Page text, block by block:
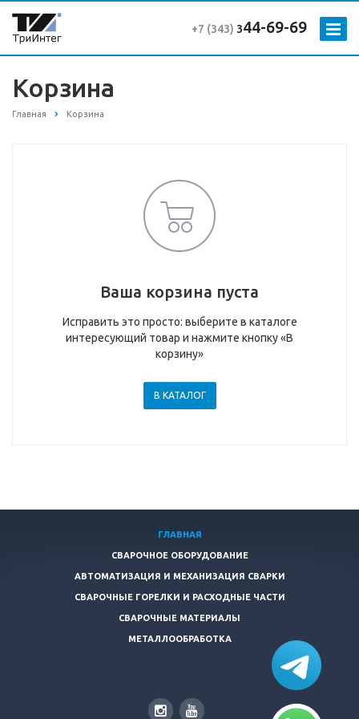
+7 (343) 344-69-69
Корзина
Главная Корзина
Ваша корзина пуста
Исправить это просто: выберите в каталоге
интересующий товар и нажмите кнопку «В
корзину»
В КАТАЛОГ
ГЛАВНАЯ
СВАРОЧНОЕ ОБОРУДОВАНИЕ
АВТОМАТИЗАЦИЯ И МЕХАНИЗАЦИЯ СВАРКИ
СВАРОЧНЫЕ ГОРЕЛКИ И РАСХОДНЫЕ ЧАСТИ
СВАРОЧНЫЕ МАТЕРИАЛЫ
МЕТАЛЛООБРАБОТКА